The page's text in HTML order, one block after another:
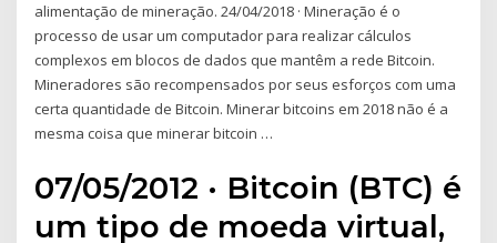
alimentação de mineração. 24/04/2018 · Mineração é o
processo de usar um computador para realizar cálculos
complexos em blocos de dados que mantêm a rede Bitcoin.
Mineradores são recompensados por seus esforços com uma
certa quantidade de Bitcoin. Minerar bitcoins em 2018 não é a
mesma coisa que minerar bitcoin …
07/05/2012 · Bitcoin (BTC) é
um tipo de moeda virtual,